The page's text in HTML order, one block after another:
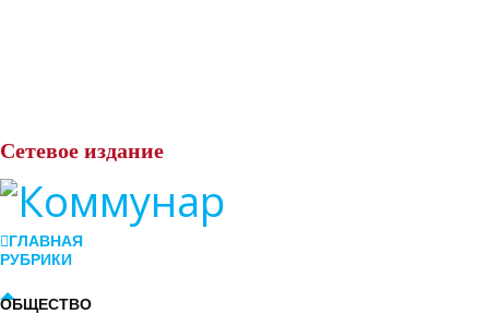
Сетевое издание
ГЛАВНАЯ
РУБРИКИ
ОБЩЕСТВО